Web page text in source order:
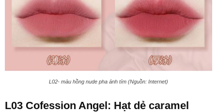
L02- màu hồng nude pha ánh tím (Nguồn: Internet)
L03 Cofession Angel: Hạt dẻ caramel